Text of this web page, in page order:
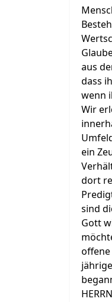
aus
dass
wenn
Wir
ein
dort
sind
Gott